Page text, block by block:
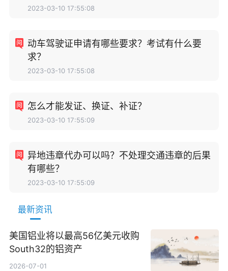
2023-03-10 17:55:08
动车驾驶证申请有哪些要求？考试有什么要
求？
2023-03-10 17:55:08
怎么才能发证、换证、补证？
2023-03-10 17:55:09
异地违章代办可以吗？不处理交通违章的后果
有哪些？
2023-03-10 17:55:09
最新资讯
美国铝业将以最高56亿美元收购
South32的铝资产
2026-07-01